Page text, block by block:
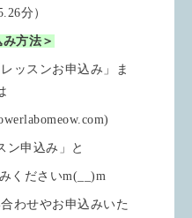
分）
方法＞
レッスンお申込み」ま
ン申込み」と
くださいm(__)m
わせやお申込みいた